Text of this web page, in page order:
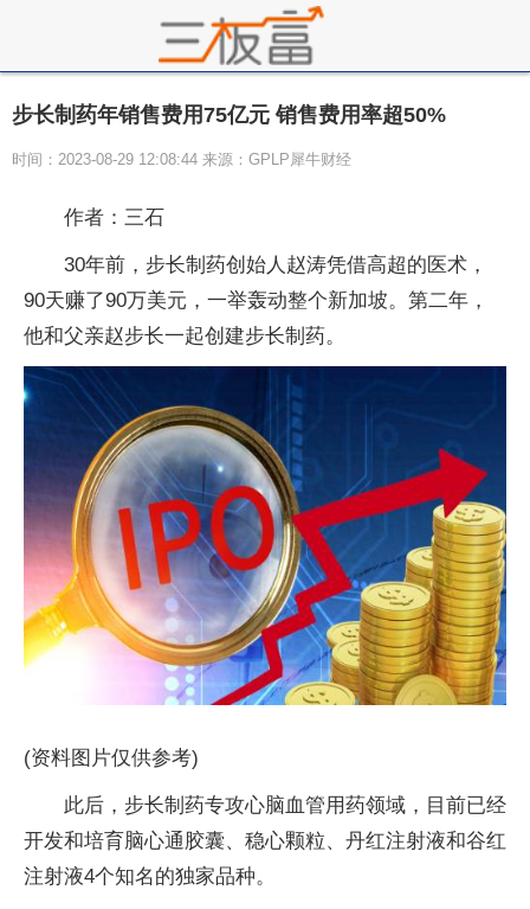
步长制药年销售费用75亿元 销售费用率超50%
时间：2023-08-29 12:08:44 来源：GPLP犀牛财经
作者：三石
30年前，步长制药创始人赵涛凭借高超的医术，
90天赚了90万美元，一举轰动整个新加坡。第二年，
他和父亲赵步长一起创建步长制药。
(资料图片仅供参考)
此后，步长制药专攻心脑血管用药领域，目前已经
开发和培育脑心通胶囊、稳心颗粒、丹红注射液和谷红
注射液4个知名的独家品种。